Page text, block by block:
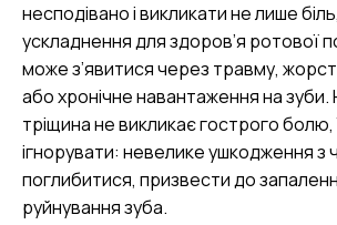
несподівано і викликати не лише
ускладнення для здоров’я ротової
може з’явитися через травму,
або хронічне навантаження на зуби.
тріщина не викликає гострого болю,
ігнорувати: невелике ушкодження
поглибитися, призвести до
руйнування зуба.